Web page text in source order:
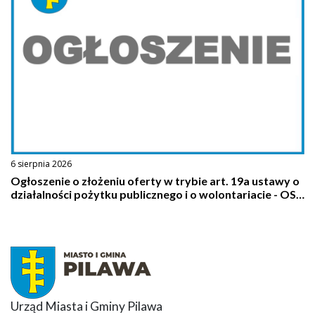
6 sierpnia 2026
Ogłoszenie o złożeniu oferty w trybie art. 19a ustawy o
działalności pożytku publicznego i o wolontariacie - OSP
Urząd Miasta i Gminy Pilawa